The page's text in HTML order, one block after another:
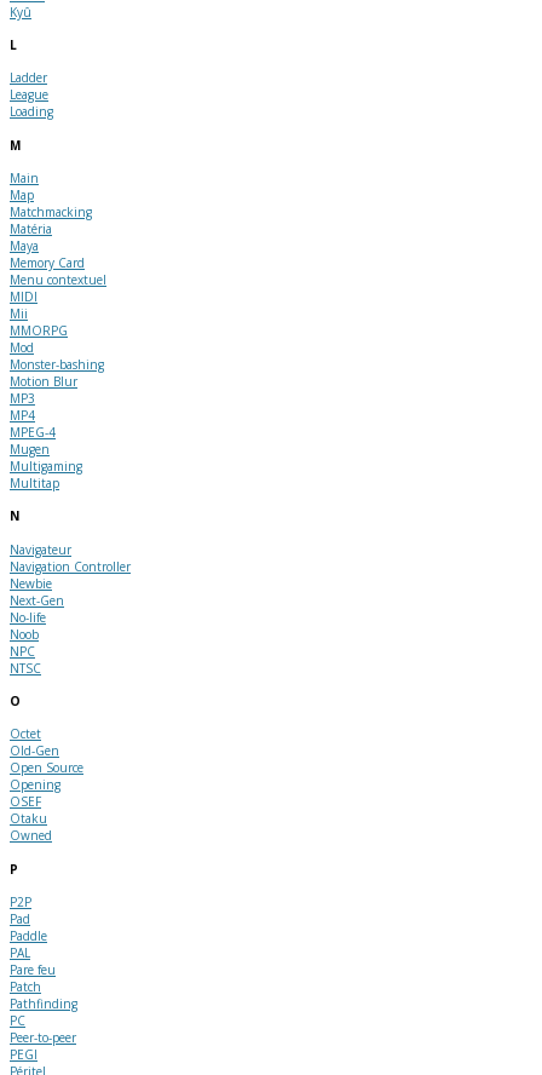
Kyû
L
Ladder
League
Loading
M
Main
Map
Matchmacking
Matéria
Maya
Memory Card
Menu contextuel
MIDI
Mii
MMORPG
Mod
Monster-bashing
Motion Blur
MP3
MP4
MPEG-4
Mugen
Multigaming
Multitap
N
Navigateur
Navigation Controller
Newbie
Next-Gen
No-life
Noob
NPC
NTSC
O
Octet
Old-Gen
Open Source
Opening
OSEF
Otaku
Owned
P
P2P
Pad
Paddle
PAL
Pare feu
Patch
Pathfinding
PC
Peer-to-peer
PEGI
Péritel